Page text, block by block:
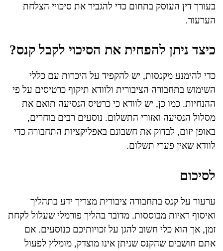
בעורך דין העוסק בתחום כדי להגביר את סיכויי הצלחת
הערעור.
כיצד ניתן להפחית את הסיכוי לקבל קנס?
כדי להימנע מקנסות, יש להקפיד על היכרות עם כללי
השימוש בתחבורה הציבורית ולוודא תיקוף כרטיסים על פי
ההנחיות. כמו כן, יש לוודא כי כרטיס הנסיעה תואם את
מסלול הנסיעה ואזורי התשלום. נוסעים רבים בוחרים,
באופן יזום, לבדוק את חשבונם באפליקציות התחבורה כדי
לוודא שאין פערי תשלום.
לסיכום
ערעור על קנס בתחבורה ציבורית מצריך ידע בתהליך
ואיסוף ראיות מבוססות. מדובר בהליך פורמלי שעלול לקחת
זמן, אך הוא כלי חשוב להגן על זכויותיכם כנוסעים. אם
אתם חושבים שהקנס שניתן אינו מוצדק, מומלץ לפעול